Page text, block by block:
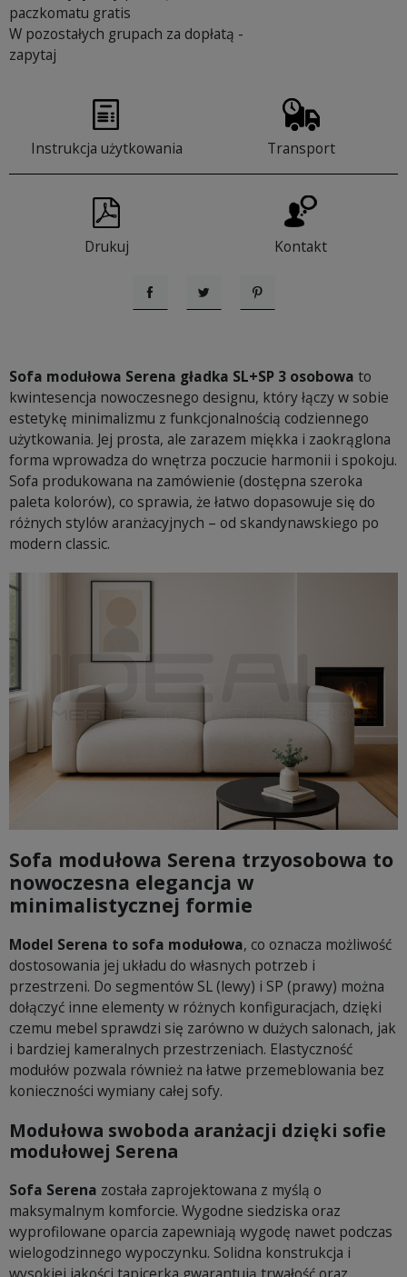
paczkomatu gratis
W pozostałych grupach za dopłatą -
zapytaj
Instrukcja użytkowania Transport
Drukuj Kontakt
UdostępnijTweetujPinterest
Sofa modułowa Serena gładka SL+SP 3 osobowa to
kwintesencja nowoczesnego designu, który łączy w sobie
estetykę minimalizmu z funkcjonalnością codziennego
użytkowania. Jej prosta, ale zarazem miękka i zaokrąglona
forma wprowadza do wnętrza poczucie harmonii i spokoju.
Sofa produkowana na zamówienie (dostępna szeroka
paleta kolorów), co sprawia, że łatwo dopasowuje się do
różnych stylów aranżacyjnych – od skandynawskiego po
modern classic.
Sofa modułowa Serena trzyosobowa to
nowoczesna elegancja w
minimalistycznej formie
Model Serena to sofa modułowa, co oznacza możliwość
dostosowania jej układu do własnych potrzeb i
przestrzeni. Do segmentów SL (lewy) i SP (prawy) można
dołączyć inne elementy w różnych konfiguracjach, dzięki
czemu mebel sprawdzi się zarówno w dużych salonach, jak
i bardziej kameralnych przestrzeniach. Elastyczność
modułów pozwala również na łatwe przemeblowania bez
konieczności wymiany całej sofy.
Modułowa swoboda aranżacji dzięki sofie
modułowej Serena
Sofa Serena została zaprojektowana z myślą o
maksymalnym komforcie. Wygodne siedziska oraz
wyprofilowane oparcia zapewniają wygodę nawet podczas
wielogodzinnego wypoczynku. Solidna konstrukcja i